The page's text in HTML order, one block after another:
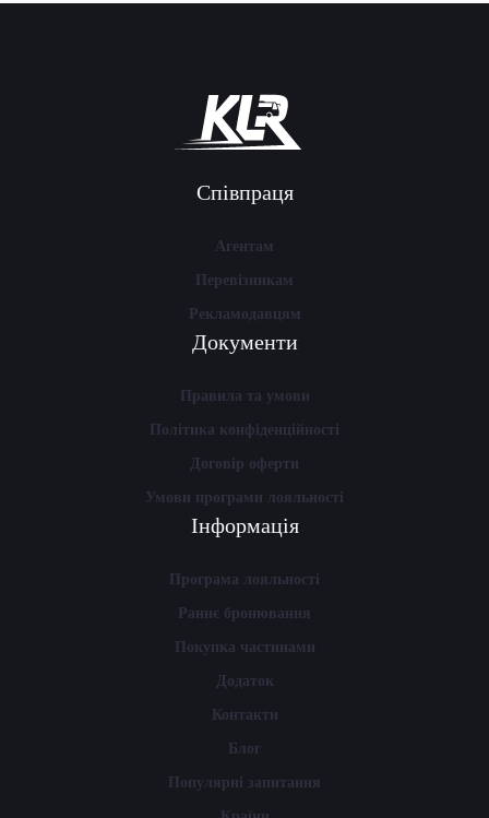
Співпраця
Агентам
Перевізникам
Рекламодавцям
Документи
Правила та умови
Політика конфіденційності
Договір оферти
Умови програми лояльності
Інформація
Програма лояльності
Раннє бронювання
Покупка частинами
Додаток
Контакти
Блог
Популярні запитання